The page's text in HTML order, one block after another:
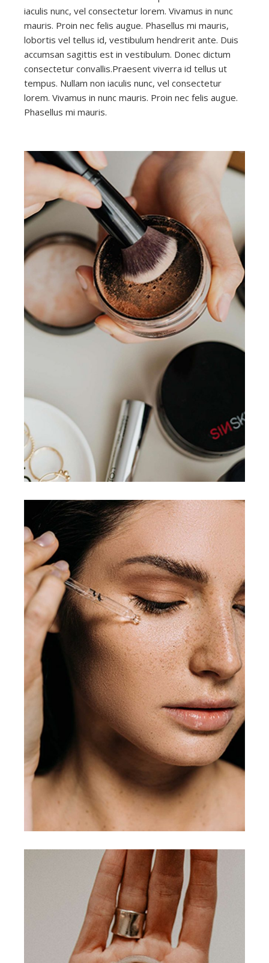
iaculis nunc, vel consectetur lorem. Vivamus in nunc
mauris. Proin nec felis augue. Phasellus mi mauris,
lobortis vel tellus id, vestibulum hendrerit ante. Duis
accumsan sagittis est in vestibulum. Donec dictum
consectetur convallis.Praesent viverra id tellus ut
tempus. Nullam non iaculis nunc, vel consectetur
lorem. Vivamus in nunc mauris. Proin nec felis augue.
Phasellus mi mauris.